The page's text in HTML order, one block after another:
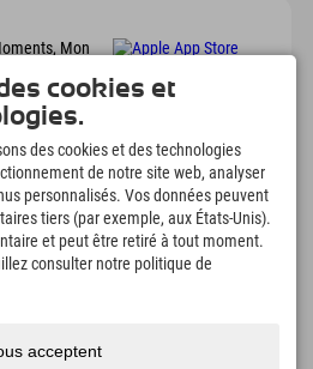
Mon
à faire, aperçu
4.634km
Pistes de ski et de
snowboard
cookies et
des cookies et des technologies
de notre site web, analyser
personnalisés. Vos données peuvent
tiers (par exemple, aux États-Unis).
et peut être retiré à tout moment.
consulter notre politique de
acceptent